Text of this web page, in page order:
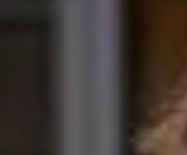
我们的学生注册指导老师非常